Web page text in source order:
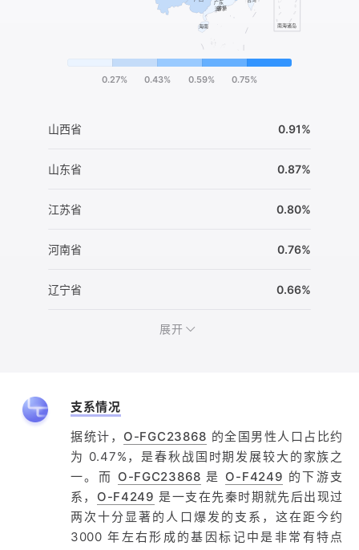
0.27% 0.43% 0.59% 0.75%
山西省 0.91%
山东省 0.87%
江苏省 0.80%
河南省 0.76%
辽宁省 0.66%
展开
支系情况
据统计， O-FGC23868 的全国男性人口占比约
为 0.47%，是春秋战国时期发展较大的家族之
一。而 O-FGC23868 是 O-F4249 的下游支
系， O-F4249 是一支在先秦时期就先后出现过
两次十分显著的人口爆发的支系，这在距今约
3000 年左右形成的基因标记中是非常有特点